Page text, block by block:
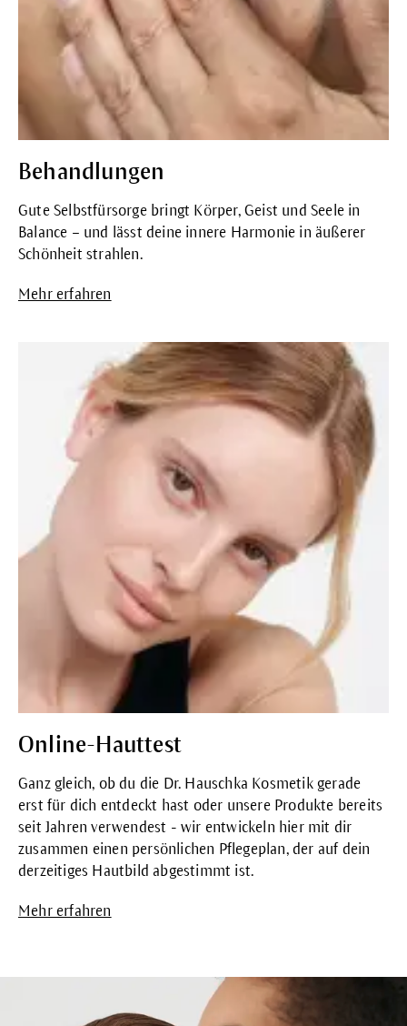
Behandlungen
Gute Selbstfürsorge bringt Körper, Geist und Seele in
Balance – und lässt deine innere Harmonie in äußerer
Schönheit strahlen.
Mehr erfahren
Online-Hauttest
Ganz gleich, ob du die Dr. Hauschka Kosmetik gerade
erst für dich entdeckt hast oder unsere Produkte bereits
seit Jahren verwendest - wir entwickeln hier mit dir
zusammen einen persönlichen Pflegeplan, der auf dein
derzeitiges Hautbild abgestimmt ist.
Mehr erfahren